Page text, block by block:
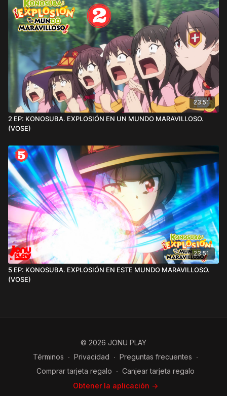
23:51
2 EP: KONOSUBA. EXPLOSIÓN EN UN MUNDO MARAVILLOSO.
(VOSE)
23:51
5 EP: KONOSUBA. EXPLOSIÓN EN ESTE MUNDO MARAVILLOSO.
(VOSE)
© 2026 JONU PLAY
Términos ∙ Privacidad ∙ Preguntas frecuentes ∙
Comprar tarjeta regalo ∙ Canjear tarjeta regalo
Obtener la aplicación ->